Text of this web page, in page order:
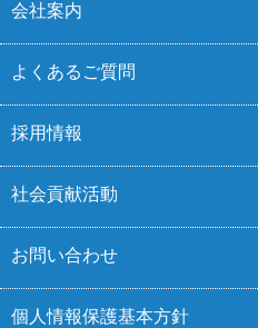
会社案内
よくあるご質問
採用情報
社会貢献活動
お問い合わせ
個人情報保護基本方針